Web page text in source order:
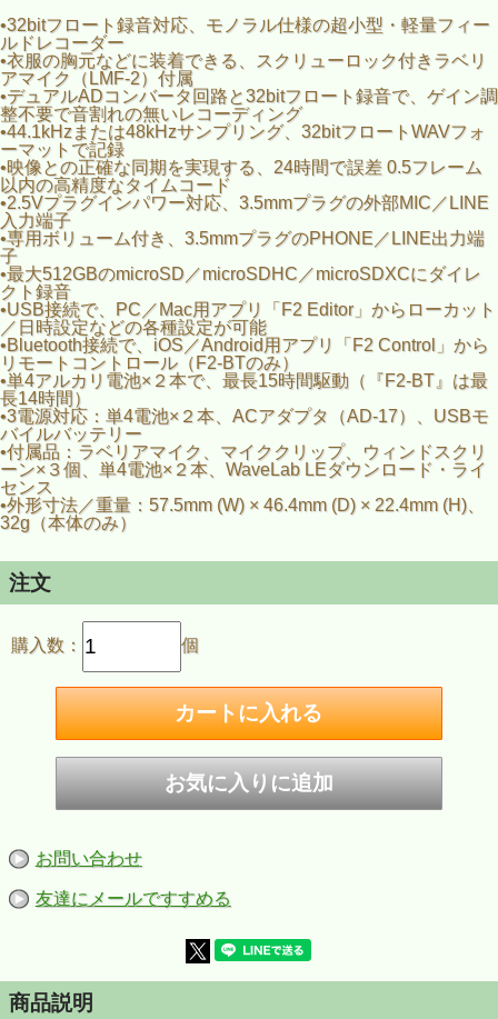
•32bitフロート録音対応、モノラル仕様の超小型・軽量フィー
ルドレコーダー
•衣服の胸元などに装着できる、スクリューロック付きラベリ
アマイク（LMF-2）付属
•デュアルADコンバータ回路と32bitフロート録音で、ゲイン調
整不要で音割れの無いレコーディング
•44.1kHzまたは48kHzサンプリング、32bitフロートWAVフォ
ーマットで記録
•映像との正確な同期を実現する、24時間で誤差 0.5フレーム
以内の高精度なタイムコード
•2.5Vプラグインパワー対応、3.5mmプラグの外部MIC／LINE
入力端子
•専用ボリューム付き、3.5mmプラグのPHONE／LINE出力端
子
•最大512GBのmicroSD／microSDHC／microSDXCにダイレ
クト録音
•USB接続で、PC／Mac用アプリ「F2 Editor」からローカット
／日時設定などの各種設定が可能
•Bluetooth接続で、iOS／Android用アプリ「F2 Control」から
リモートコントロール（F2-BTのみ）
•単4アルカリ電池×２本で、最長15時間駆動（『F2-BT』は最
長14時間）
•3電源対応：単4電池×２本、ACアダプタ（AD-17）、USBモ
バイルバッテリー
•付属品：ラベリアマイク、マイククリップ、ウィンドスクリ
ーン×３個、単4電池×２本、WaveLab LEダウンロード・ライ
センス
•外形寸法／重量：57.5mm (W) × 46.4mm (D) × 22.4mm (H)、
32g（本体のみ）
注文
購入数： 個
お問い合わせ
友達にメールですすめる
商品説明